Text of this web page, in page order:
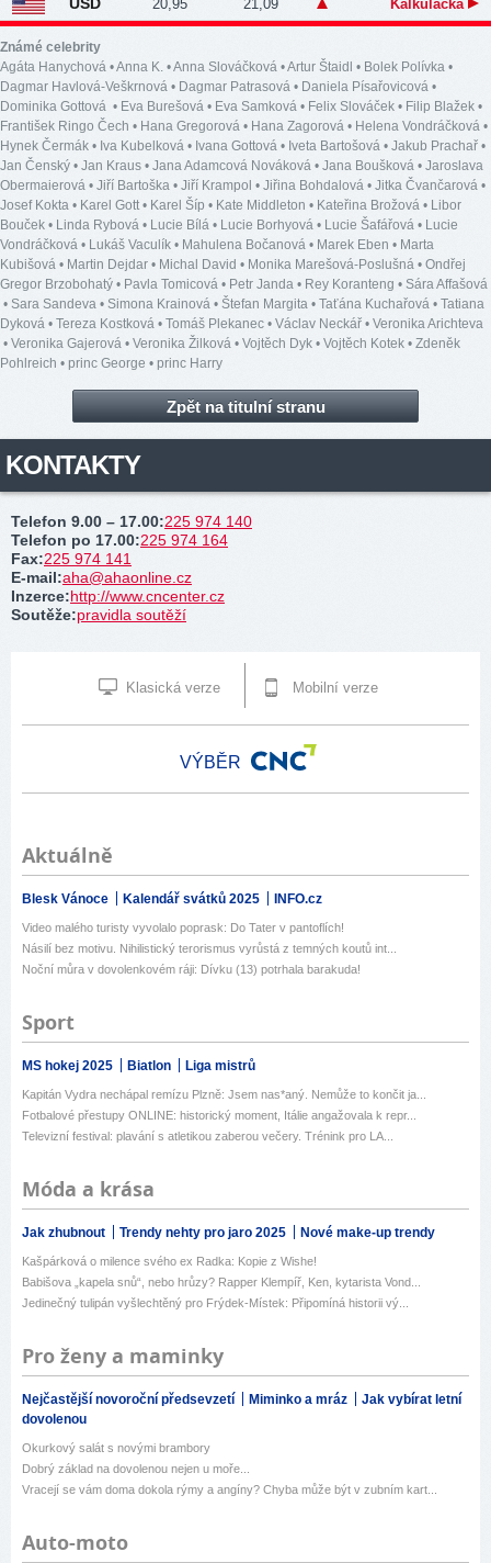
20,95 21,09 Kalkulačka
Známé celebrity
Agáta Hanychová •Anna K. •Anna Slováčková •Artur Štaidl • Bolek Polívka •
Dagmar Havlová-Veškrnová • Dagmar Patrasová • Daniela Písařovicová •
Dominika Gottová • Eva Burešová • Eva Samková • Felix Slováček • Filip Blažek •
František Ringo Čech • Hana Gregorová • Hana Zagorová • Helena Vondráčková •
Hynek Čermák • Iva Kubelková • Ivana Gottová • Iveta Bartošová • Jakub Prachař •
Jan Čenský • Jan Kraus • Jana Adamcová Nováková • Jana Boušková • Jaroslava
Obermaierová • Jiří Bartoška • Jiří Krampol • Jiřina Bohdalová • Jitka Čvančarová •
Josef Kokta • Karel Gott• Karel Šíp • Kate Middleton • Kateřina Brožová • Libor
Bouček • Linda Rybová • Lucie Bílá • Lucie Borhyová • Lucie Šafářová • Lucie
Vondráčková • Lukáš Vaculík • Mahulena Bočanová • Marek Eben • Marta
Kubišová • Martin Dejdar • Michal David • Monika Marešová-Poslušná • Ondřej
Gregor Brzobohatý • Pavla Tomicová • Petr Janda • Rey Koranteng • Sára Affašová
• Sara Sandeva • Simona Krainová • Štefan Margita • Taťána Kuchařová • Tatiana
Dyková • Tereza Kostková • Tomáš Plekanec • Václav Neckář • Veronika Arichteva
• Veronika Gajerová • Veronika Žilková • Vojtěch Dyk • Vojtěch Kotek • Zdeněk
Pohlreich • princ George • princ Harry
Zpět na titulní stranu
KONTAKTY
Telefon 9.00 – 17.00:225 974 140
Telefon po 17.00:225 974 164
Fax:225 974 141
E-mail:aha@ahaonline.cz
Inzerce:http://www.cncenter.cz
Soutěže:pravidla soutěží
Klasická verze Mobilní verze
VÝBĚR
Aktuálně
Blesk Vánoce Kalendář svátků 2025 INFO.cz
Video malého turisty vyvolalo poprask: Do Tater v pantoflích!
Násilí bez motivu. Nihilistický terorismus vyrůstá z temných koutů int...
Noční můra v dovolenkovém ráji: Dívku (13) potrhala barakuda!
Sport
MS hokej 2025 Biatlon Liga mistrů
Kapitán Vydra nechápal remízu Plzně: Jsem nas*aný. Nemůže to končit ja...
Fotbalové přestupy ONLINE: historický moment, Itálie angažovala k repr...
Televizní festival: plavání s atletikou zaberou večery. Trénink pro LA...
Móda a krása
Jak zhubnout Trendy nehty pro jaro 2025 Nové make-up trendy
Kašpárková o milence svého ex Radka: Kopie z Wishe!
Babišova „kapela snů“, nebo hrůzy? Rapper Klempíř, Ken, kytarista Vond...
Jedinečný tulipán vyšlechtěný pro Frýdek-Místek: Připomíná historii vý...
Pro ženy a maminky
Nejčastější novoroční předsevzetí Miminko a mráz
Jak vybírat letní
dovolenou
Okurkový salát s novými brambory
Dobrý základ na dovolenou nejen u moře...
Vracejí se vám doma dokola rýmy a angíny? Chyba může být v zubním kart...
Auto-moto